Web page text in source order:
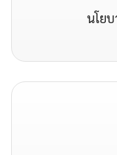
นโย